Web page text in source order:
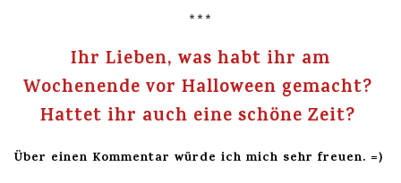
***
Ihr Lieben, was habt ihr am
Wochenende vor Halloween gemacht?
Hattet ihr auch eine schöne Zeit?
Über einen Kommentar würde ich mich sehr freuen. =)